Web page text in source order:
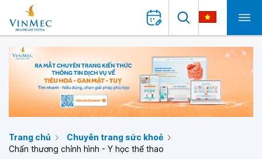
Trang chủ
Chuyên trang sức khoẻ
Chấn thương chỉnh hình - Y học thể thao